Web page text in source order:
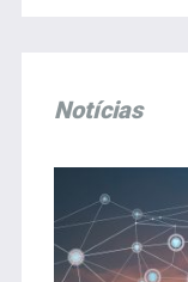
Notícias